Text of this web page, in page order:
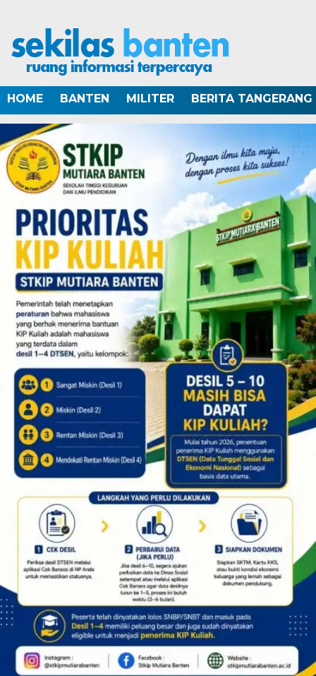
HOME BANTEN MILITER BERITA TANGERANG